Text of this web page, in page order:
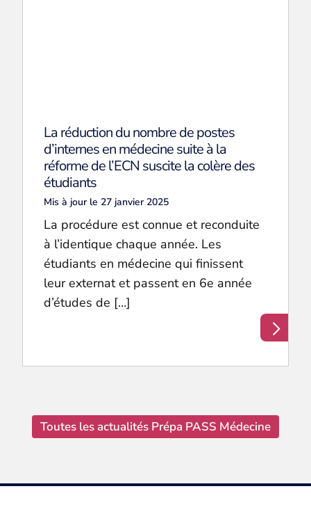
La réduction du nombre de postes
d’internes en médecine suite à la
réforme de l’ECN suscite la colère des
étudiants
Mis à jour le 27 janvier 2025
La procédure est connue et reconduite
à l’identique chaque année. Les
étudiants en médecine qui finissent
leur externat et passent en 6e année
d’études de […]
Toutes les actualités Prépa PASS Médecine